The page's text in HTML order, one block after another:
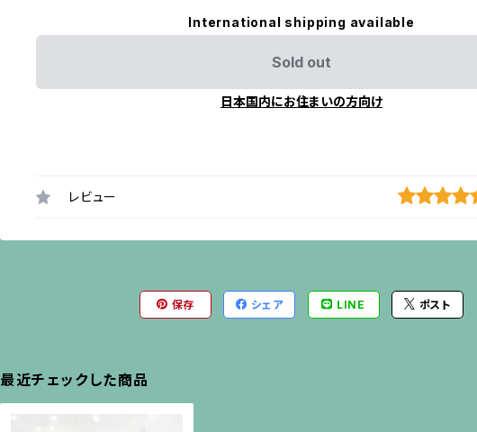
International shipping available
Sold out
日本国内にお住まいの方向け
レビュー
保存 シェア LINE ポスト
最近チェックした商品